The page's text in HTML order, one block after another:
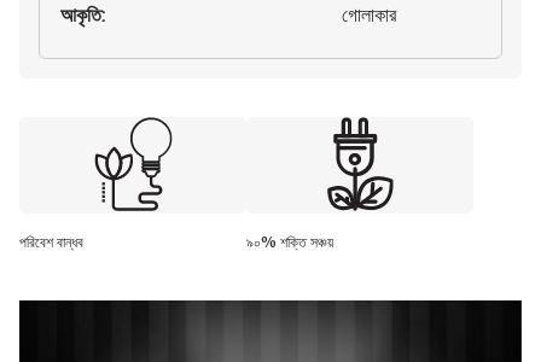
আকৃতি: গোলাকার
পরিবেশ বান্ধব ৯০% শক্তি সঞ্চয়